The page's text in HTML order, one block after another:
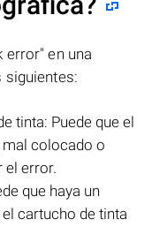
error" en una
siguientes:
tinta: Puede que el
colocado o
el error.
que haya un
cartucho de tinta